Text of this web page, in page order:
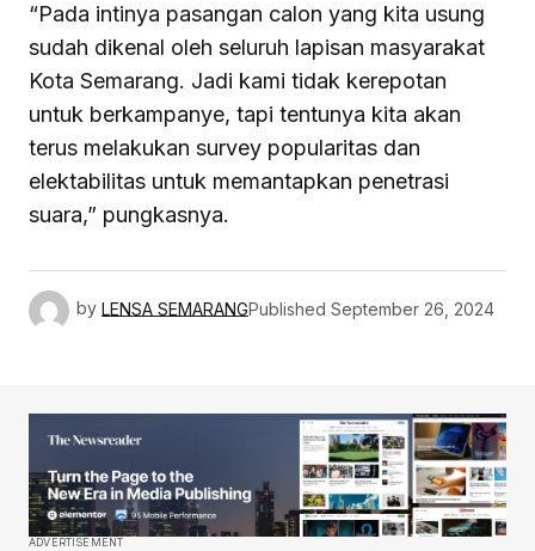
“Pada intinya pasangan calon yang kita usung
sudah dikenal oleh seluruh lapisan masyarakat
Kota Semarang. Jadi kami tidak kerepotan
untuk berkampanye, tapi tentunya kita akan
terus melakukan survey popularitas dan
elektabilitas untuk memantapkan penetrasi
suara,” pungkasnya.
by LENSA SEMARANGPublished September 26, 2024
ADVERTISEMENT